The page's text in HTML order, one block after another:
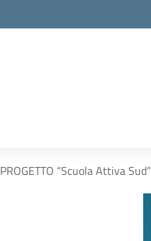
PROGETTO “Scuola Attiva Sud”